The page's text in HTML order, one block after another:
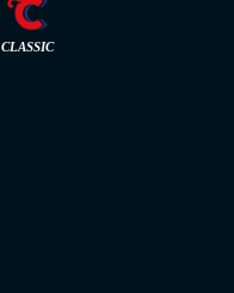
CLASSIC